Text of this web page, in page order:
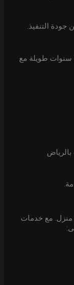
جودة التنفيذ.
سنوات طويلة مع
منزل. مع خدمات